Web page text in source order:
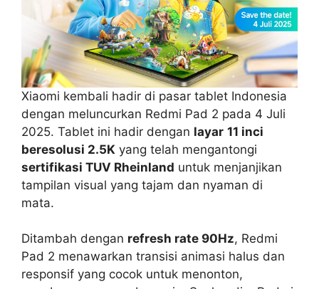
Xiaomi kembali hadir di pasar tablet Indonesia
dengan meluncurkan Redmi Pad 2 pada 4 Juli
2025. Tablet ini hadir dengan layar 11 inci
beresolusi 2.5K yang telah mengantongi
sertifikasi TUV Rheinland untuk menjanjikan
tampilan visual yang tajam dan nyaman di
mata.
Ditambah dengan refresh rate 90Hz, Redmi
Pad 2 menawarkan transisi animasi halus dan
responsif yang cocok untuk menonton,